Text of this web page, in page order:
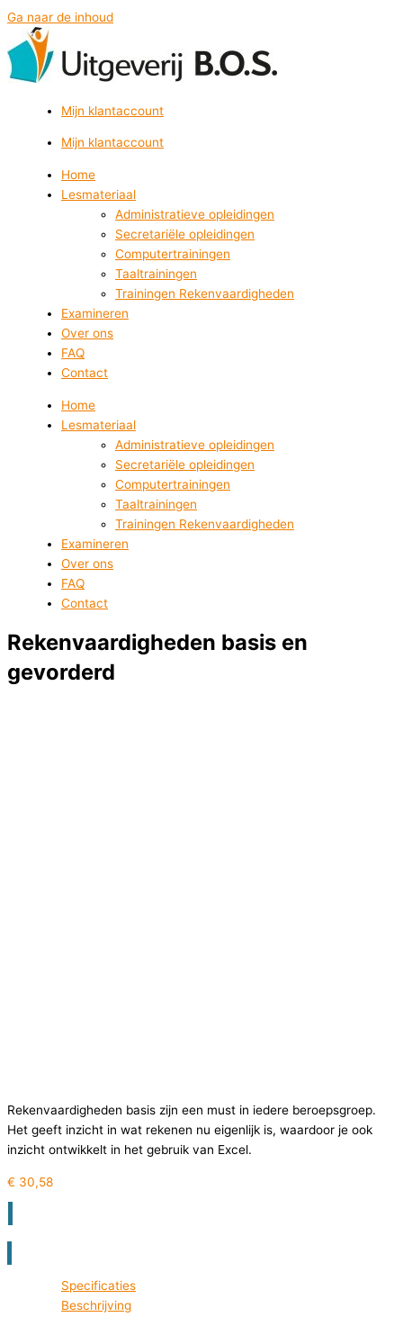
Ga naar de inhoud
Mijn klantaccount
Mijn klantaccount
Home
Lesmateriaal
Administratieve opleidingen
Secretariële opleidingen
Computertrainingen
Taaltrainingen
Trainingen Rekenvaardigheden
Examineren
Over ons
FAQ
Contact
Home
Lesmateriaal
Administratieve opleidingen
Secretariële opleidingen
Computertrainingen
Taaltrainingen
Trainingen Rekenvaardigheden
Examineren
Over ons
FAQ
Contact
Rekenvaardigheden basis en
gevorderd
Rekenvaardigheden basis zijn een must in iedere beroepsgroep.
Het geeft inzicht in wat rekenen nu eigenlijk is, waardoor je ook
inzicht ontwikkelt in het gebruik van Excel.
€ 30,58
Specificaties
Beschrijving